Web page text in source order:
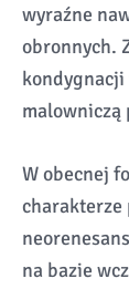
wyraźne
obronnych.
kondygnacji
malowniczą
W obecnej
charakterze
na bazie